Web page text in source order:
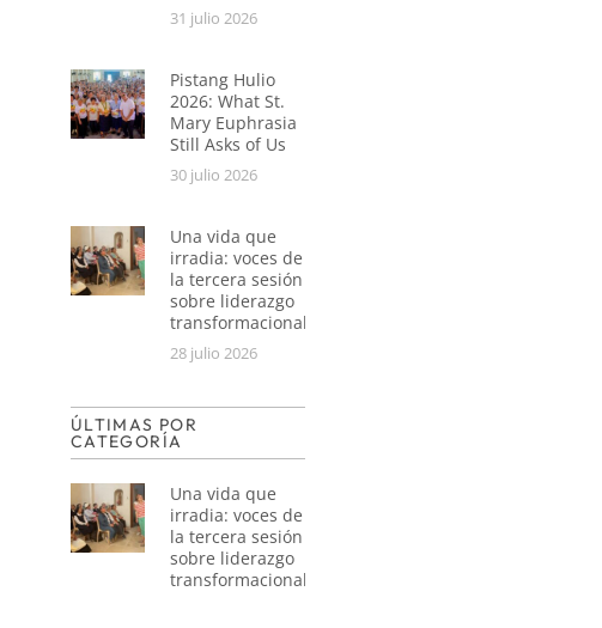
31 julio 2026
Pistang Hulio
2026: What St.
Mary Euphrasia
Still Asks of Us
30 julio 2026
Una vida que
irradia: voces de
la tercera sesión
sobre liderazgo
transformacional
28 julio 2026
ÚLTIMAS POR
CATEGORÍA
Una vida que
irradia: voces de
la tercera sesión
sobre liderazgo
transformacional